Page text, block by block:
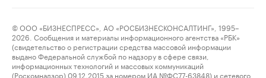
© ООО «БИЗНЕСПРЕСС», АО «РОСБИЗНЕСКОНСАЛТИНГ», 1995–
2026. Сообщения и материалы информационного агентства «РБК»
(свидетельство о регистрации средства массовой информации
выдано Федеральной службой по надзору в сфере связи,
информационных технологий и массовых коммуникаций
(Роскомнадзор) 09.12.2015 за номером ИА №ФС77-63848) и сетевого